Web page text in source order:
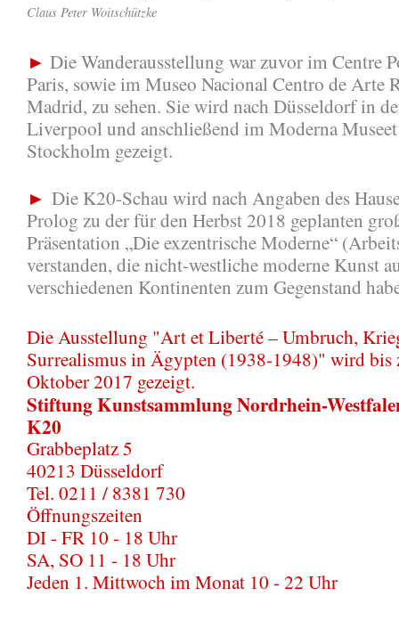
Claus Peter Woitschützke
► Die Wanderausstellung war zuvor im Centre
Paris, sowie im Museo Nacional Centro de Arte
Madrid, zu sehen. Sie wird nach Düsseldorf in
Liverpool und anschließend im Moderna
Stockholm gezeigt.
► Die K20-Schau wird nach Angaben des
Prolog zu der für den Herbst 2018 geplanten
Präsentation „Die exzentrische Moderne“
verstanden, die nicht-westliche moderne Kunst
verschiedenen Kontinenten zum Gegenstand
Die Ausstellung "Art et Liberté – Umbruch,
Surrealismus in Ägypten (1938-1948)" wird bis
Oktober 2017 gezeigt.
Stiftung Kunstsammlung Nordrhein-
K20
Grabbeplatz 5
40213 Düsseldorf
Tel. 0211 / 8381 730
Öffnungszeiten
DI - FR 10 - 18 Uhr
SA, SO 11 - 18 Uhr
Jeden 1. Mittwoch im Monat 10 - 22 Uhr